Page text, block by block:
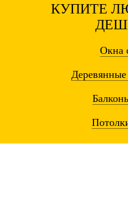
КУПИТЕ
Окна
Деревянные